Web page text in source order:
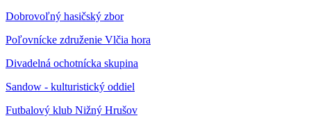
Dobrovoľný hasičský zbor
Poľovnícke združenie Vlčia hora
Divadelná ochotnícka skupina
Sandow - kulturistický oddiel
Futbalový klub Nižný Hrušov